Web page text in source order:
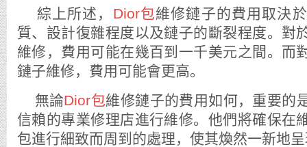
綜上所述， Dior包維修鏈子的費用取決
質、設計復雜程度以及鏈子的斷裂程度。對
維修，費用可能在幾百到一千美元之間。而
鏈子維修，費用可能會更高。
無論Dior包維修鏈子的費用如何，重要的
信賴的專業修理店進行維修。他們將確保在
包進行細致而周到的處理，使其煥然一新地